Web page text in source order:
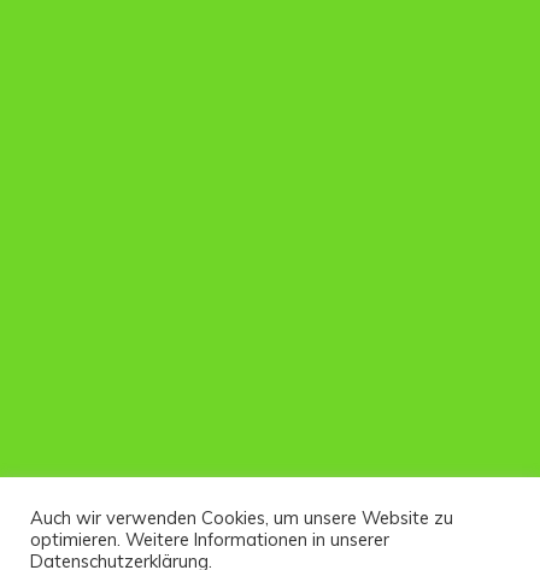
Auch wir verwenden Cookies, um unsere Website zu
optimieren. Weitere Informationen in unserer
Datenschutzerklärung.